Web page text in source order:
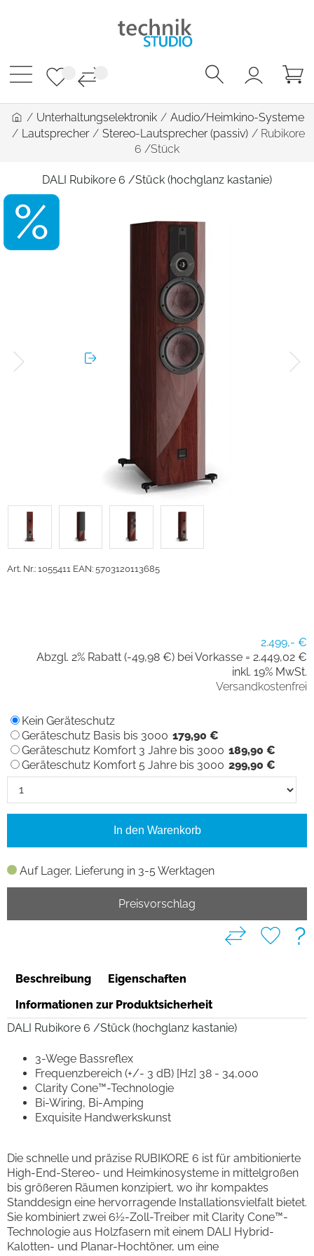
/ Unterhaltungselektronik / Audio/Heimkino-Systeme
/ Lautsprecher / Stereo-Lautsprecher (passiv) / Rubikore
6 /Stück
DALI Rubikore 6 /Stück (hochglanz kastanie)
Art. Nr.: 1055411 EAN: 5703120113685
2.499,- €
Abzgl. 2% Rabatt (-49,98 €) bei Vorkasse = 2.449,02 €
inkl. 19% MwSt.
Versandkostenfrei
Auf Lager, Lieferung in 3-5 Werktagen
Kein Geräteschutz
Geräteschutz Basis bis 3000 179,90 €
Geräteschutz Komfort 3 Jahre bis 3000 189,90 €
Geräteschutz Komfort 5 Jahre bis 3000 299,90 €
In den Warenkorb
Preisvorschlag
?
Beschreibung
Eigenschaften
Informationen zur Produktsicherheit
DALI Rubikore 6 /Stück (hochglanz kastanie)
3-Wege Bassreflex
Frequenzbereich (+/- 3 dB) [Hz] 38 - 34,000
Clarity Cone™-Technologie
Bi-Wiring, Bi-Amping
Exquisite Handwerkskunst
Die schnelle und präzise RUBIKORE 6 ist für ambitionierte
High-End-Stereo- und Heimkinosysteme in mittelgroßen
bis größeren Räumen konzipiert, wo ihr kompaktes
Standdesign eine hervorragende Installationsvielfalt bietet.
Sie kombiniert zwei 6½-Zoll-Treiber mit Clarity Cone™-
Technologie aus Holzfasern mit einem DALI Hybrid-
Kalotten- und Planar-Hochtöner, um eine